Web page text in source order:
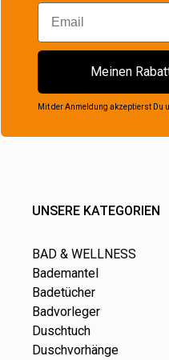
Email
Meinen
Mit der Anmeldung akzeptierst Du
UNSERE KATEGORIEN
BAD & WELLNESS
Bademantel
Badetücher
Badvorleger
Duschtuch
Duschvorhänge